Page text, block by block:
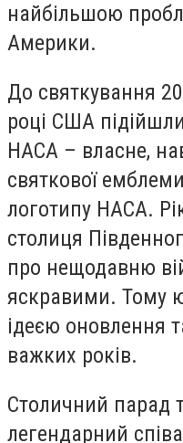
найбільшою
Америки.
До святкування
році США
НАСА – власне,
святкової
логотипу НАСА.
столиця
про нещодавню
яскравими. Тому
ідеєю оновлення
важких років.
Столичний парад
легендарний